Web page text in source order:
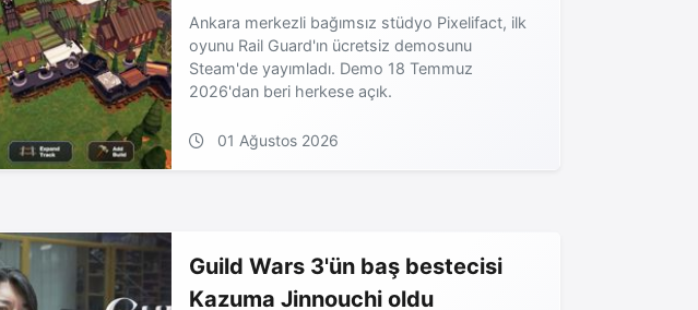
Ankara merkezli bağımsız stüdyo Pixelifact, ilk
oyunu Rail Guard'ın ücretsiz demosunu
Steam'de yayımladı. Demo 18 Temmuz
2026'dan beri herkese açık.
01 Ağustos 2026
Guild Wars 3'ün baş bestecisi
Kazuma Jinnouchi oldu